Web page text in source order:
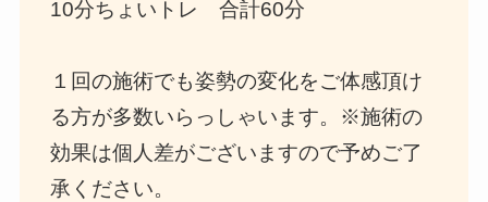
10分ちょいトレ 合計60分
１回の施術でも姿勢の変化をご体感頂け
る方が多数いらっしゃいます。※施術の
効果は個人差がございますので予めご了
承ください。